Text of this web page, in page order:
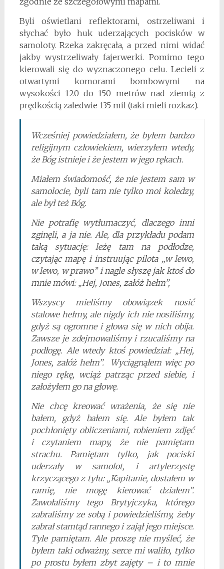
Byli oświetlani reflektorami, ostrzeliwani i
słychać było huk uderzających pocisków w
samoloty. Rzeka zakręcała, a przed nimi widać
jakby wystrzeliwały fajerwerki. Pomimo tego
kierowali się do wyznaczonego celu. Lecieli z
otwartymi komorami bombowymi na
wysokości 120 do 150 metrów nad ziemią z
prędkością zaledwie 135 mil (taki mieli rozkaz).
Wcześniej powiedziałem, że byłem bardzo
religijnym człowiekiem, wierzyłem wtedy,
że Bóg istnieje i że jestem w jego rękach.
Miałem świadomość, że nie jestem sam w
samolocie, byli tam nie tylko moi koledzy,
ale był też Bóg.
Nie potrafię wytłumaczyć, dlaczego inni
zginęli, a ja nie. Ale, dla przykładu podam
taką sytuację: leżę tam na podłodze,
czytając mapę i instruując pilota „w lewo,
w lewo, w prawo” i nagle słyszę jak ktoś do
mnie mówi: „Hej, Jones, załóż hełm”,
Wszyscy mieliśmy obowiązek nosić
stalowe hełmy, ale nigdy ich nie nosiliśmy,
gdyż są ogromne i głowa się w nich obija.
Zawsze je zdejmowaliśmy i rzucaliśmy na
podłogę. Ale wtedy ktoś powiedział: „Hej,
Jones, załóż hełm”. Wyciągnąłem więc po
niego rękę, wciąż patrząc przed siebie, i
założyłem go na głowę.
Nie chcę kreować wrażenia, że się nie
bałem, gdyż bałem się. Ale byłem tak
pochłonięty obliczeniami, robieniem zdjęć
i czytaniem mapy, że nie pamiętam
strachu. Pamiętam tylko, jak pociski
uderzały w samolot, i artylerzystę
krzyczącego z tyłu: „Kapitanie, dostałem w
ramię, nie mogę kierować działem”.
Zawołaliśmy tego Brytyjczyka, którego
zabraliśmy ze sobą i powiedzieliśmy, żeby
zabrał stamtąd rannego i zajął jego miejsce.
Tyle pamiętam. Ale proszę nie myśleć, że
byłem taki odważny, serce mi waliło, tylko
po prostu byłem zbyt zajęty – i to mnie